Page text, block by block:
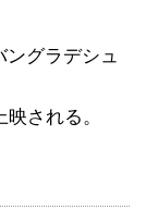
グラデシュ
される。